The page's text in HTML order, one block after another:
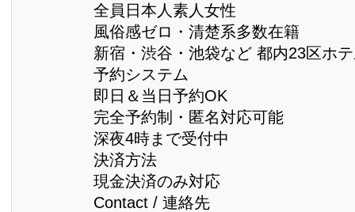
全員日本人素人女性
風俗感ゼロ・清楚系多数在籍
新宿・渋谷・池袋など 都内23区ホ
予約システム
即日＆当日予約OK
完全予約制・匿名対応可能
深夜4時まで受付中
決済方法
現金決済のみ対応
Contact / 連絡先